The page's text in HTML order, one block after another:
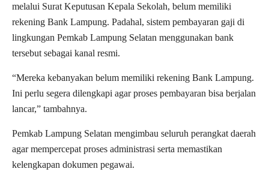
melalui Surat Keputusan Kepala Sekolah, belum memiliki
rekening Bank Lampung. Padahal, sistem pembayaran gaji di
lingkungan Pemkab Lampung Selatan menggunakan bank
tersebut sebagai kanal resmi.
“Mereka kebanyakan belum memiliki rekening Bank Lampung.
Ini perlu segera dilengkapi agar proses pembayaran bisa berjalan
lancar,” tambahnya.
Pemkab Lampung Selatan mengimbau seluruh perangkat daerah
agar mempercepat proses administrasi serta memastikan
kelengkapan dokumen pegawai.